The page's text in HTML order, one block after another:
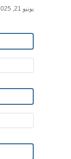
يونيو 21, 2025